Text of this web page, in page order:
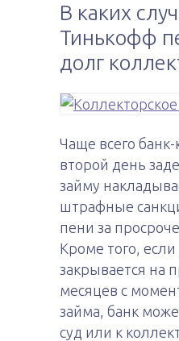
В каких
Тинькофф
долг
Чаще всего
второй день
займу
штрафные
пени за
Кроме того, если
закрывается на
месяцев с
займа, банк
суд или к